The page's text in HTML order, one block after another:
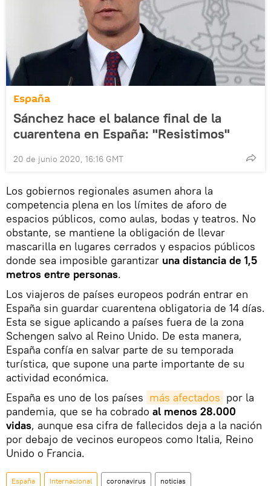
España
Sánchez hace el balance final de la
cuarentena en España: "Resistimos"
20 de junio 2020, 16:16 GMT
Los gobiernos regionales asumen ahora la
competencia plena en los límites de aforo de
espacios públicos, como aulas, bodas y teatros. No
obstante, se mantiene la obligación de llevar
mascarilla en lugares cerrados y espacios públicos
donde sea imposible garantizar una distancia de 1,5
metros entre personas.
Los viajeros de países europeos podrán entrar en
España sin guardar cuarentena obligatoria de 14 días.
Esta se sigue aplicando a países fuera de la zona
Schengen salvo al Reino Unido. De esta manera,
España confía en salvar parte de su temporada
turística, que supone una parte importante de su
actividad económica.
España es uno de los países más afectados por la
pandemia, que se ha cobrado al menos 28.000
vidas, aunque esa cifra de fallecidos deja a la nación
por debajo de vecinos europeos como Italia, Reino
Unido o Francia.
España Internacional coronavirus noticias